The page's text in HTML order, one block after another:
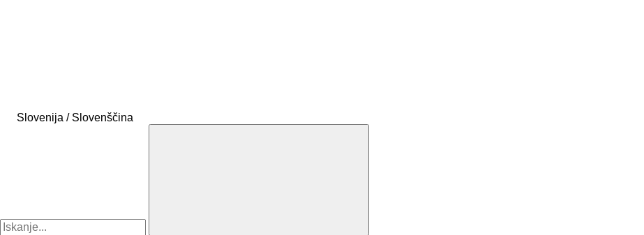
Slovenija / Slovenščina